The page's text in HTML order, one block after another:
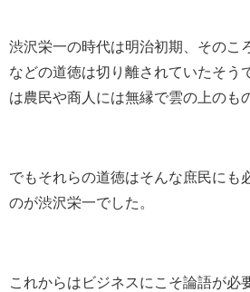
渋沢栄一の時代は明治初期、そのこ
などの道徳は切り離されていたそう
は農民や商人には無縁で雲の上のも
でもそれらの道徳はそんな庶民にも
のが渋沢栄一でした。
これからはビジネスにこそ論語が必